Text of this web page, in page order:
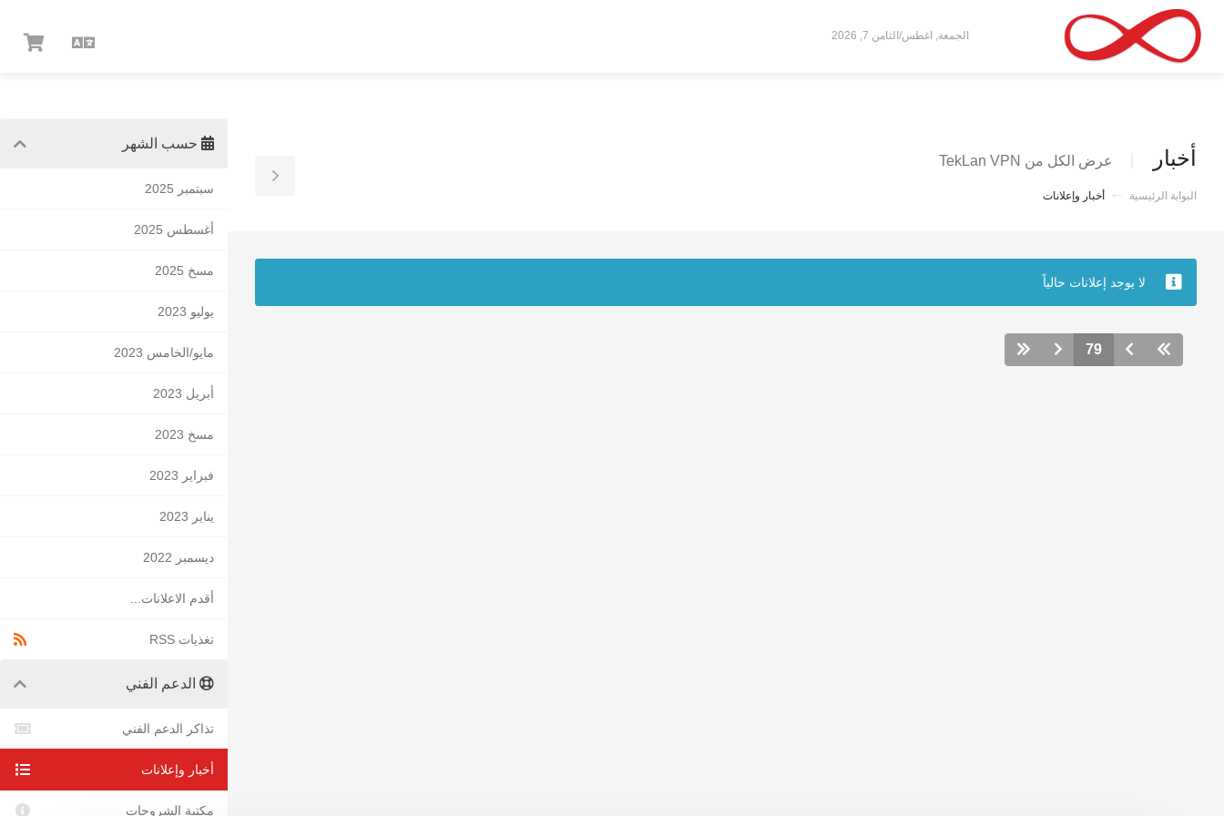
الجمعة, اغطس/الثامن 7, 2026
العربية
أخبار عرض الكل من TekLan VPN
البوابة الرئيسية أخبار وإعلانات
Toggle
Sidebar
لا يوجد إعلانات حالياً
79
حسب الشهر
سبتمبر 2025
أغسطس 2025
مسخ 2025
يوليو 2023
مايو/الخامس 2023
أبريل 2023
مسخ 2023
فبراير 2023
يناير 2023
ديسمبر 2022
أقدم الاعلانات...
تغذيات RSS
الدعم الفني
تذاكر الدعم الفني
أخبار وإعلانات
مكتبة الشروحات